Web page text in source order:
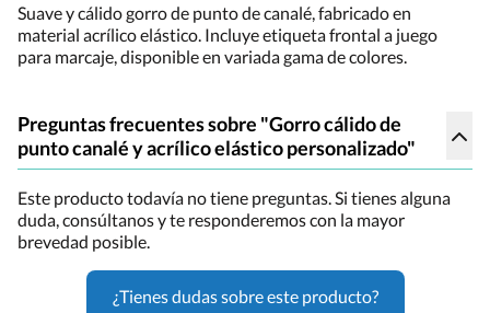
Suave y cálido gorro de punto de canalé, fabricado en
material acrílico elástico. Incluye etiqueta frontal a juego
para marcaje, disponible en variada gama de colores.
Preguntas frecuentes sobre "Gorro cálido de
punto canalé y acrílico elástico personalizado"
Este producto todavía no tiene preguntas. Si tienes alguna
duda, consúltanos y te responderemos con la mayor
brevedad posible.
¿Tienes dudas sobre este producto?